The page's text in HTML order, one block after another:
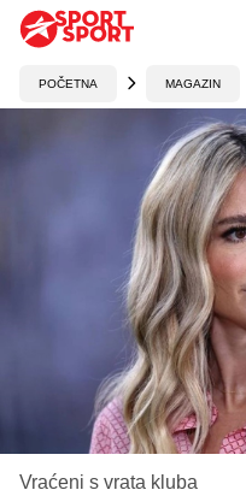
POČETNA MAGAZIN
Vraćeni s vrata kluba